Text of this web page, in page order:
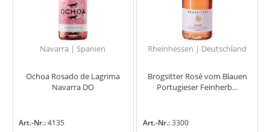
Navarra | Spanien
Ochoa Rosado de Lagrima
Navarra DO
Art.-Nr.:4135
Rheinhessen | Deutschland
Brogsitter Rosé vom Blauen
Portugieser Feinherb...
Art.-Nr.:3300